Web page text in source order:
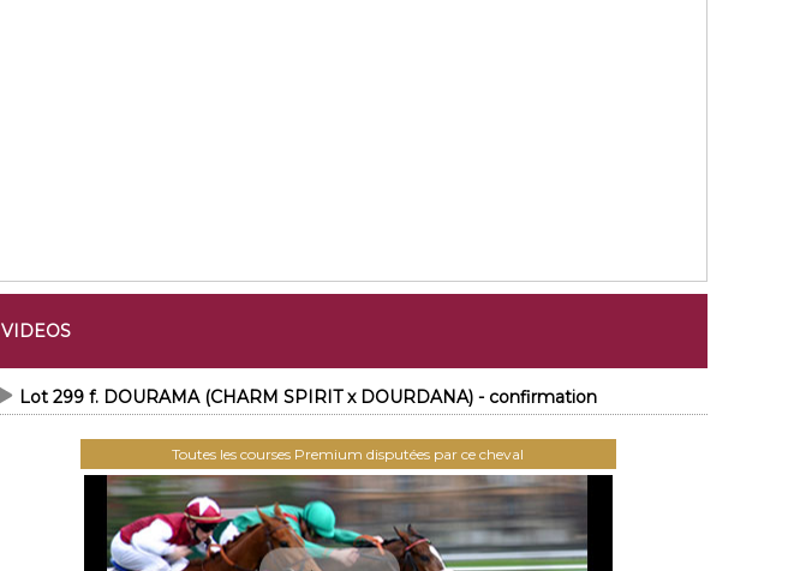
VIDEOS
Lot 299 f. DOURAMA (CHARM SPIRIT x DOURDANA) - confirmation
Toutes les courses Premium disputées par ce cheval